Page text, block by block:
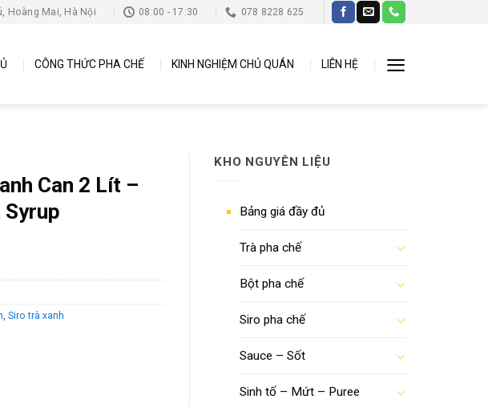
Hoàng Mai, Hà Nội 08:00 - 17:30 078 8228 625
CÔNG THỨC PHA CHẾ KINH NGHIỆM CHỦ QUÁN LIÊN HỆ
KHO NGUYÊN LIỆU
Bảng giá đầy đủ
Trà pha chế
Bột pha chế
Siro pha chế
Sauce – Sốt
Sinh tố – Mứt – Puree
Can 2 Lít –
Syrup
,Siro trà xanh